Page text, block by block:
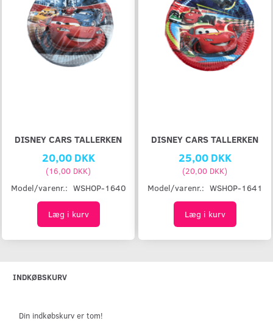
DISNEY CARS TALLERKEN
20,00 DKK
(16,00 DKK)
Model/varenr.: WSHOP-1640
Læg i kurv
DISNEY CARS TALLERKEN
25,00 DKK
(20,00 DKK)
Model/varenr.: WSHOP-1641
Læg i kurv
INDKØBSKURV
Din indkøbskurv er tom!